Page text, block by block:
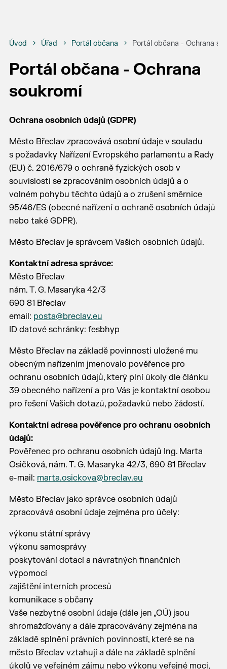
Úvod Úřad Portál občana Portál občana - Ochrana
Portál občana - Ochrana
soukromí
Ochrana osobních údajů (GDPR)
Město Břeclav zpracovává osobní údaje v souladu
s požadavky Nařízení Evropského parlamentu a Rady
(EU) č. 2016/679 o ochraně fyzických osob v
souvislosti se zpracováním osobních údajů a o
volném pohybu těchto údajů a o zrušení směrnice
95/46/ES (obecné nařízení o ochraně osobních údajů
nebo také GDPR).
Město Břeclav je správcem Vašich osobních údajů.
Kontaktní adresa správce:
Město Břeclav
nám. T. G. Masaryka 42/3
690 81 Břeclav
email: posta@breclav.eu
ID datové schránky: fesbhyp
Město Břeclav na základě povinnosti uložené mu
obecným nařízením jmenovalo pověřence pro
ochranu osobních údajů, který plní úkoly dle článku
39 obecného nařízení a pro Vás je kontaktní osobou
pro řešení Vašich dotazů, požadavků nebo žádostí.
Kontaktní adresa pověřence pro ochranu osobních
údajů:
Pověřenec pro ochranu osobních údajů Ing. Marta
Osičková, nám. T. G. Masaryka 42/3, 690 81 Břeclav
e-mail: marta.osickova@breclav.eu
Město Břeclav jako správce osobních údajů
zpracovává osobní údaje zejména pro účely:
výkonu státní správy
výkonu samosprávy
poskytování dotací a návratných finančních
výpomocí
zajištění interních procesů
komunikace s občany
Vaše nezbytné osobní údaje (dále jen „OÚ) jsou
shromažďovány a dále zpracovávány zejména na
základě splnění právních povinností, které se na
město Břeclav vztahují a dále na základě splnění
úkolů ve veřejném zájmu nebo výkonu veřejné moci,